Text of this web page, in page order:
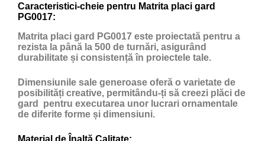
Caracteristici-cheie pentru Matrita placi gard
PG0017:
Matrita placi gard PG0017 este proiectată pentru a
rezista la până la 500 de turnări, asigurând
durabilitate și consistență în proiectele tale.
Dimensiunile sale generoase oferă o varietate de
posibilități creative, permitându-ți să creezi plăci de
gard pentru executarea unor lucrari ornamentale
de diferite forme și dimensiuni.
Material de Înaltă Calitate: